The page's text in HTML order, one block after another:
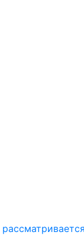
рассматривается